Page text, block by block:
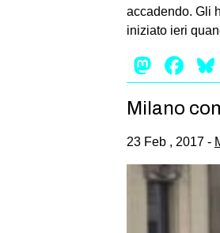
accadendo. Gli
iniziato ieri
Milano
23 Feb , 2017 -